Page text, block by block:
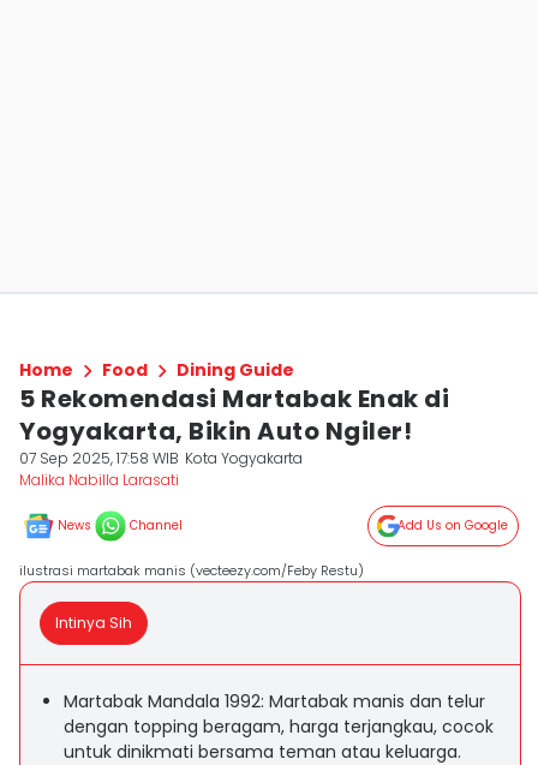
Home Food Dining Guide
5 Rekomendasi Martabak Enak di
Yogyakarta, Bikin Auto Ngiler!
07 Sep 2025, 17:58 WIB Kota Yogyakarta
Malika Nabilla Larasati
News Channel Add Us on Google
ilustrasi martabak manis (vecteezy.com/Feby Restu)
Intinya Sih
Martabak Mandala 1992: Martabak manis dan telur
dengan topping beragam, harga terjangkau, cocok
untuk dinikmati bersama teman atau keluarga.